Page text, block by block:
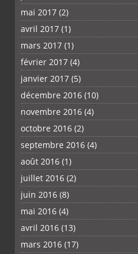
mai 2017 (2)
avril 2017 (1)
mars 2017 (1)
février 2017 (4)
janvier 2017 (5)
décembre 2016 (10)
novembre 2016 (4)
octobre 2016 (2)
septembre 2016 (4)
août 2016 (1)
juillet 2016 (2)
juin 2016 (8)
mai 2016 (4)
avril 2016 (13)
mars 2016 (17)